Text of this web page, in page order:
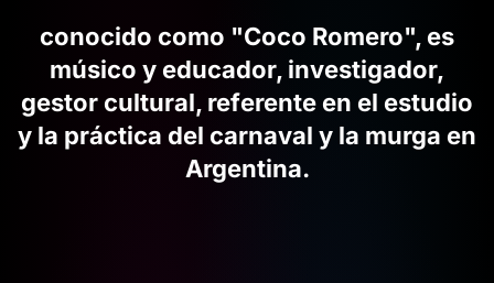
conocido como "Coco Romero", es
músico y educador, investigador,
gestor cultural, referente en el estudio
y la práctica del carnaval y la murga en
Argentina.